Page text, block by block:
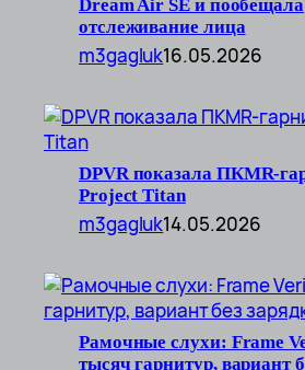
Dream Air SE и пообещала
отслеживание лица
m3gagluk16.05.2026
DPVR показала ПКMR-
Project Titan
m3gagluk14.05.2026
Рамочные слухи: Frame
тысяч гарнитур, вариант